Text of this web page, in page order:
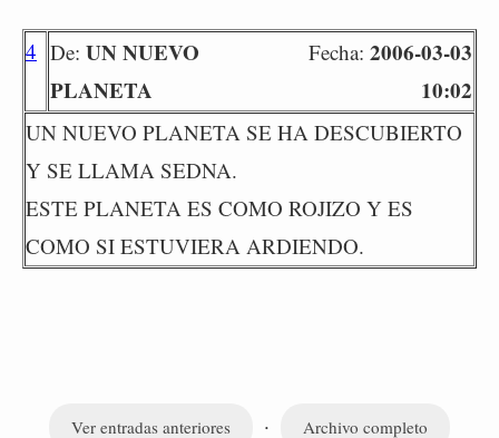
4 De: UN NUEVO
PLANETA
Fecha: 2006-03-03
10:02
UN NUEVO PLANETA SE HA DESCUBIERTO
Y SE LLAMA SEDNA.
ESTE PLANETA ES COMO ROJIZO Y ES
COMO SI ESTUVIERA ARDIENDO.
Ver entradas anteriores · Archivo completo